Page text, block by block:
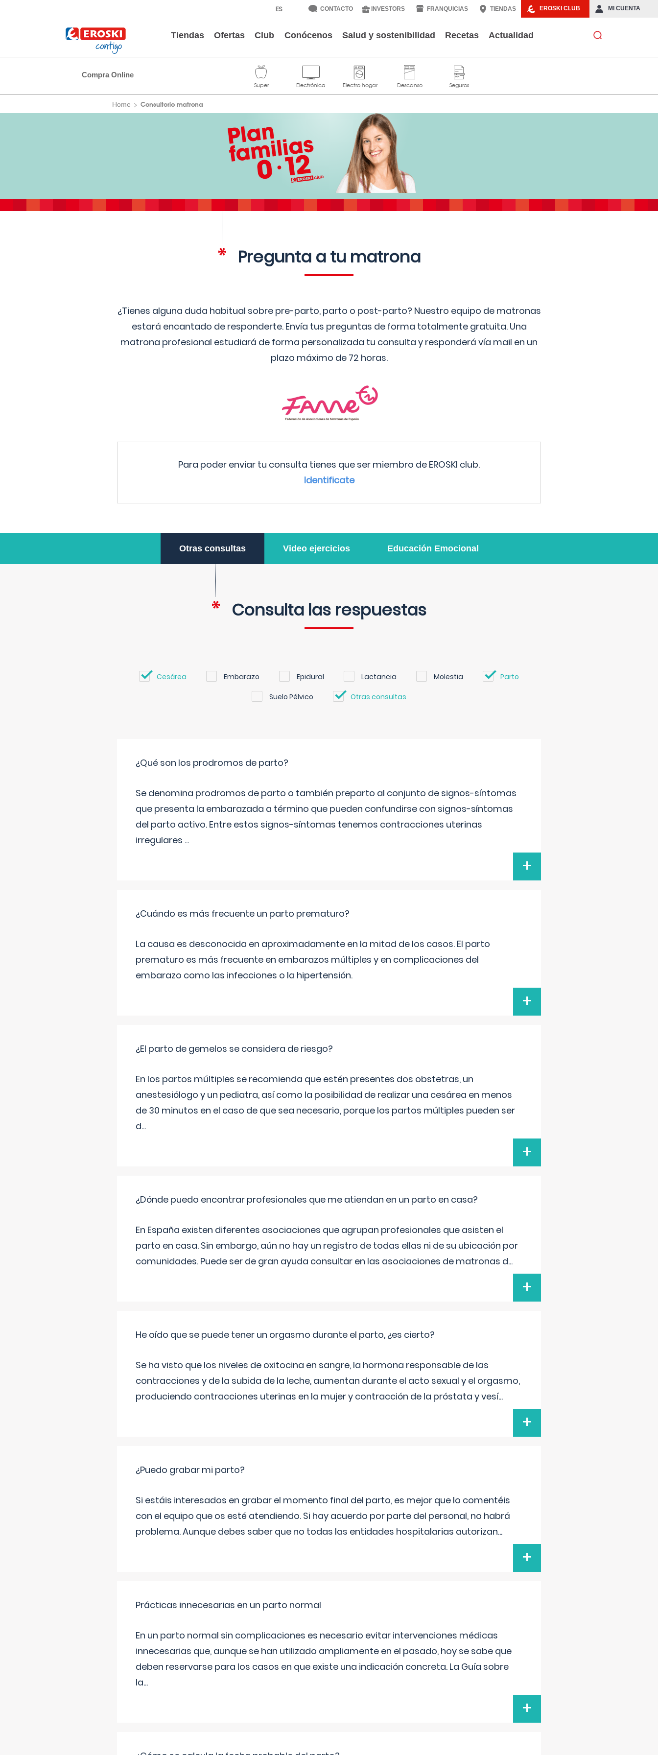
EROSKI CLUB MI CUENTA
CONTACTO INVESTORS FRANQUICIAS TIENDAS
Tiendas Ofertas Club Conócenos Salud y sostenibilidad Recetas Actualidad
Compra Online
Home Consultorio matrona
Pregunta a tu matrona
¿Tienes alguna duda habitual sobre pre-parto, parto o post-parto? Nuestro equipo de matronas
estará encantado de responderte. Envía tus preguntas de forma totalmente gratuita. Una
matrona profesional estudiará de forma personalizada tu consulta y responderá vía mail en un
plazo máximo de 72 horas.
Para poder enviar tu consulta tienes que ser miembro de EROSKI club.
Identificate
Otras consultas Video ejercicios Educación Emocional
Consulta las respuestas
Cesárea Embarazo Epidural Lactancia Molestia Parto
Suelo Pélvico Otras consultas
¿Qué son los prodromos de parto?
Se denomina prodromos de parto o también preparto al conjunto de signos-síntomas
que presenta la embarazada a término que pueden confundirse con signos-síntomas
del parto activo. Entre estos signos-síntomas tenemos contracciones uterinas
irregulares ...
+
¿Cuándo es más frecuente un parto prematuro?
La causa es desconocida en aproximadamente en la mitad de los casos. El parto
prematuro es más frecuente en embarazos múltiples y en complicaciones del
embarazo como las infecciones o la hipertensión.
+
¿El parto de gemelos se considera de riesgo?
En los partos múltiples se recomienda que estén presentes dos obstetras, un
anestesiólogo y un pediatra, así como la posibilidad de realizar una cesárea en menos
de 30 minutos en el caso de que sea necesario, porque los partos múltiples pueden ser
d...
+
¿Dónde puedo encontrar profesionales que me atiendan en un parto en casa?
En España existen diferentes asociaciones que agrupan profesionales que asisten el
parto en casa. Sin embargo, aún no hay un registro de todas ellas ni de su ubicación por
comunidades. Puede ser de gran ayuda consultar en las asociaciones de matronas d...
+
He oído que se puede tener un orgasmo durante el parto, ¿es cierto?
Se ha visto que los niveles de oxitocina en sangre, la hormona responsable de las
contracciones y de la subida de la leche, aumentan durante el acto sexual y el orgasmo,
produciendo contracciones uterinas en la mujer y contracción de la próstata y vesí...
+
¿Puedo grabar mi parto?
Si estáis interesados en grabar el momento final del parto, es mejor que lo comentéis
con el equipo que os esté atendiendo. Si hay acuerdo por parte del personal, no habrá
problema. Aunque debes saber que no todas las entidades hospitalarias autorizan...
+
Prácticas innecesarias en un parto normal
En un parto normal sin complicaciones es necesario evitar intervenciones médicas
innecesarias que, aunque se han utilizado ampliamente en el pasado, hoy se sabe que
deben reservarse para los casos en que existe una indicación concreta. La Guía sobre
la...
+